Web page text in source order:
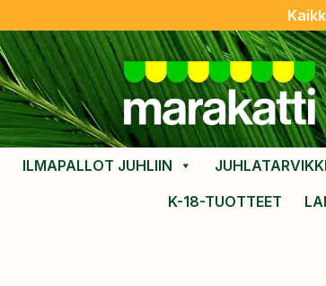
ILMAPALLOT JUHLIIN
K-18-TUOTTEET